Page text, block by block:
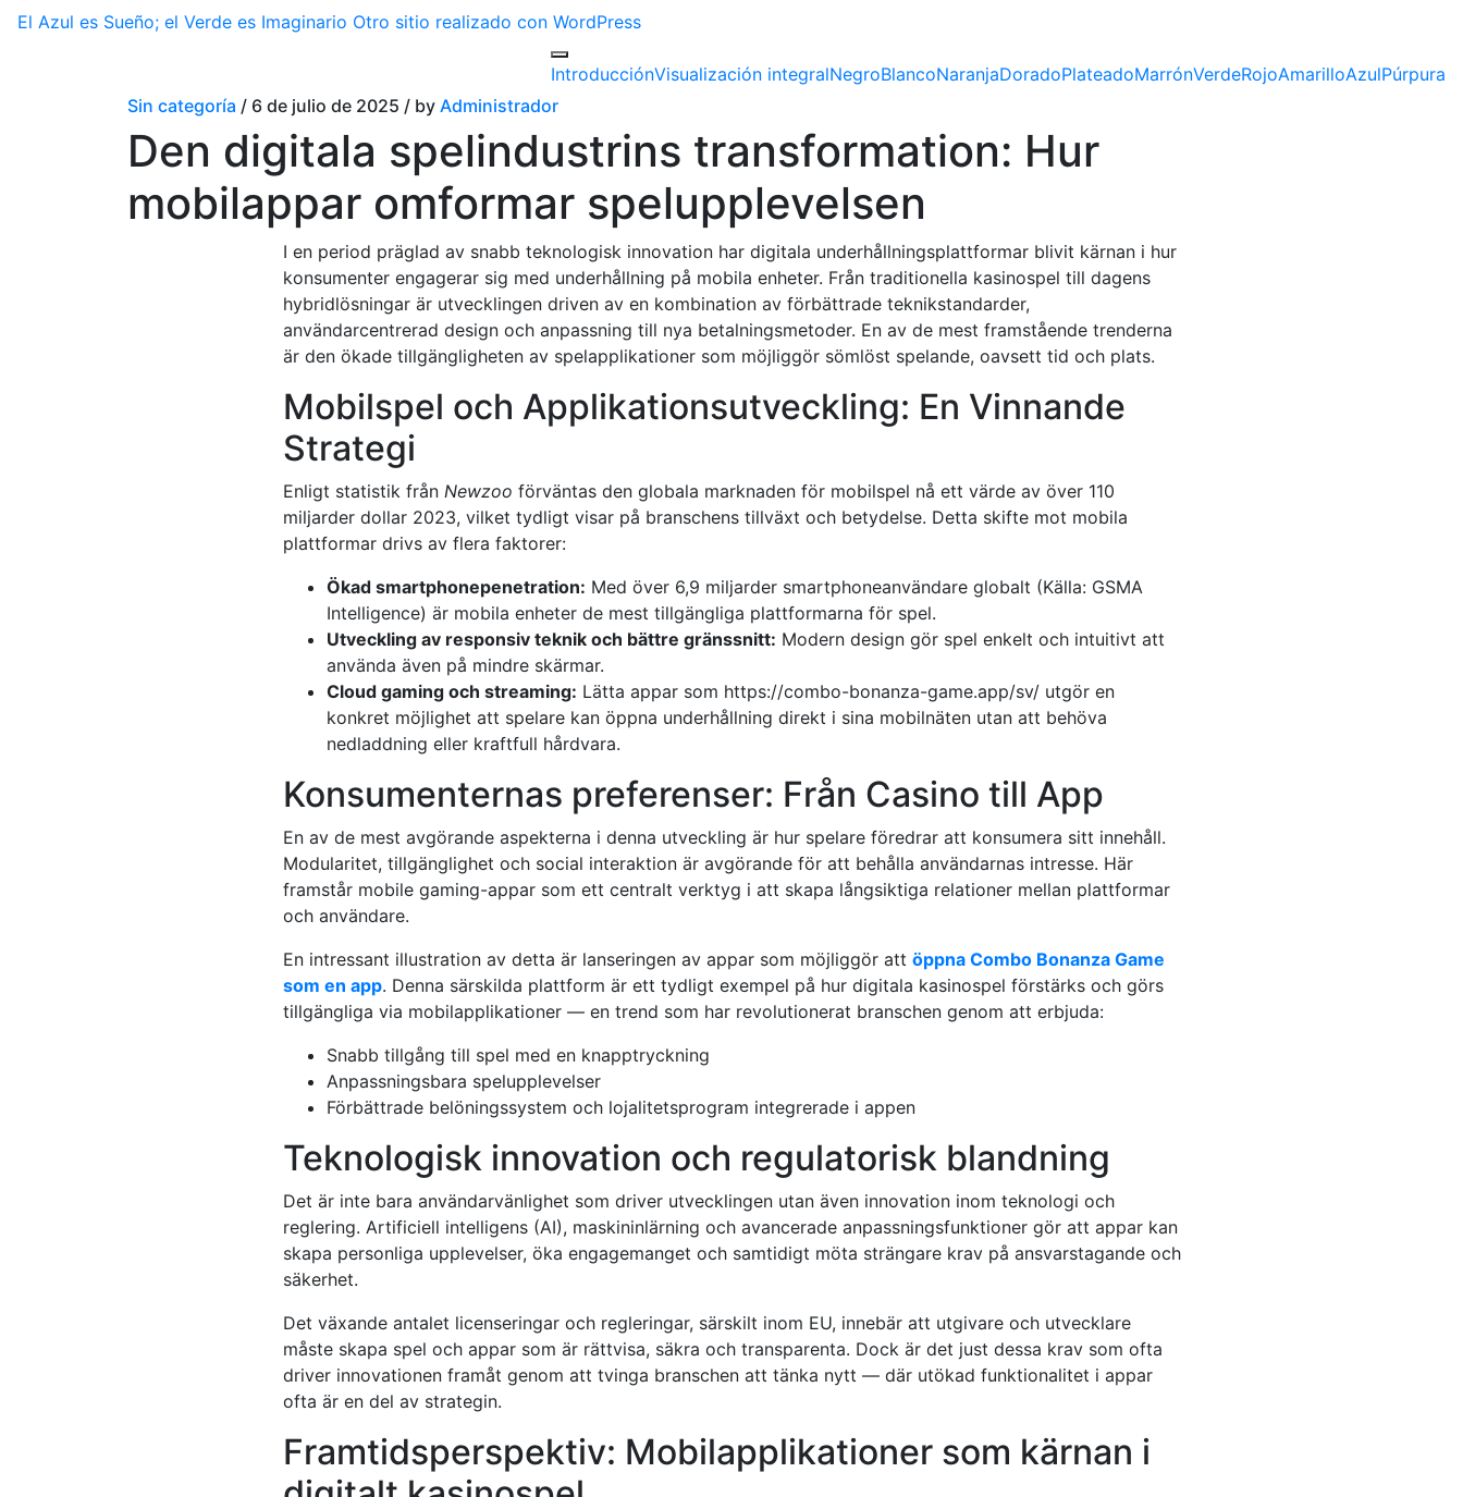
El Azul es Sueño; el Verde es Imaginario Otro sitio realizado con WordPress
IntroducciónVisualización integralNegroBlancoNaranjaDoradoPlateadoMarrónVerdeRojoAmarilloAzulPúrpura
Sin categoría / 6 de julio de 2025 / by Administrador
Den digitala spelindustrins transformation: Hur
mobilappar omformar spelupplevelsen
I en period präglad av snabb teknologisk innovation har digitala underhållningsplattformar blivit kärnan i hur
konsumenter engagerar sig med underhållning på mobila enheter. Från traditionella kasinospel till dagens
hybridlösningar är utvecklingen driven av en kombination av förbättrade teknikstandarder,
användarcentrerad design och anpassning till nya betalningsmetoder. En av de mest framstående trenderna
är den ökade tillgängligheten av spelapplikationer som möjliggör sömlöst spelande, oavsett tid och plats.
Mobilspel och Applikationsutveckling: En Vinnande
Strategi
Enligt statistik från Newzoo förväntas den globala marknaden för mobilspel nå ett värde av över 110
miljarder dollar 2023, vilket tydligt visar på branschens tillväxt och betydelse. Detta skifte mot mobila
plattformar drivs av flera faktorer:
Ökad smartphonepenetration: Med över 6,9 miljarder smartphoneanvändare globalt (Källa: GSMA
Intelligence) är mobila enheter de mest tillgängliga plattformarna för spel.
Utveckling av responsiv teknik och bättre gränssnitt: Modern design gör spel enkelt och intuitivt att
använda även på mindre skärmar.
Cloud gaming och streaming: Lätta appar som https://combo-bonanza-game.app/sv/ utgör en
konkret möjlighet att spelare kan öppna underhållning direkt i sina mobilnäten utan att behöva
nedladdning eller kraftfull hårdvara.
Konsumenternas preferenser: Från Casino till App
En av de mest avgörande aspekterna i denna utveckling är hur spelare föredrar att konsumera sitt innehåll.
Modularitet, tillgänglighet och social interaktion är avgörande för att behålla användarnas intresse. Här
framstår mobile gaming-appar som ett centralt verktyg i att skapa långsiktiga relationer mellan plattformar
och användare.
En intressant illustration av detta är lanseringen av appar som möjliggör att öppna Combo Bonanza Game
som en app. Denna särskilda plattform är ett tydligt exempel på hur digitala kasinospel förstärks och görs
tillgängliga via mobilapplikationer — en trend som har revolutionerat branschen genom att erbjuda:
Snabb tillgång till spel med en knapptryckning
Anpassningsbara spelupplevelser
Förbättrade belöningssystem och lojalitetsprogram integrerade i appen
Teknologisk innovation och regulatorisk blandning
Det är inte bara användarvänlighet som driver utvecklingen utan även innovation inom teknologi och
reglering. Artificiell intelligens (AI), maskininlärning och avancerade anpassningsfunktioner gör att appar kan
skapa personliga upplevelser, öka engagemanget och samtidigt möta strängare krav på ansvarstagande och
säkerhet.
Det växande antalet licenseringar och regleringar, särskilt inom EU, innebär att utgivare och utvecklare
måste skapa spel och appar som är rättvisa, säkra och transparenta. Dock är det just dessa krav som ofta
driver innovationen framåt genom att tvinga branschen att tänka nytt — där utökad funktionalitet i appar
ofta är en del av strategin.
Framtidsperspektiv: Mobilapplikationer som kärnan i